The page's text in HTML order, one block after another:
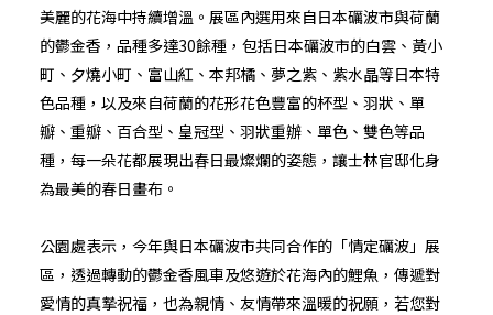
美麗的花海中持續增溫。展區內選用來自日本礪波市與荷蘭
的鬱金香，品種多達30餘種，包括日本礪波市的白雲、黃小
町、夕燒小町、富山紅、本邦橘、夢之紫、紫水晶等日本特
色品種，以及來自荷蘭的花形花色豐富的杯型、羽狀、單
瓣、重瓣、百合型、皇冠型、羽狀重辦、單色、雙色等品
種，每一朵花都展現出春日最燦爛的姿態，讓士林官邸化身
為最美的春日畫布。
公園處表示，今年與日本礪波市共同合作的「情定礪波」展
區，透過轉動的鬱金香風車及悠遊於花海內的鯉魚，傳遞對
愛情的真摯祝福，也為親情、友情帶來溫暖的祝願，若您對